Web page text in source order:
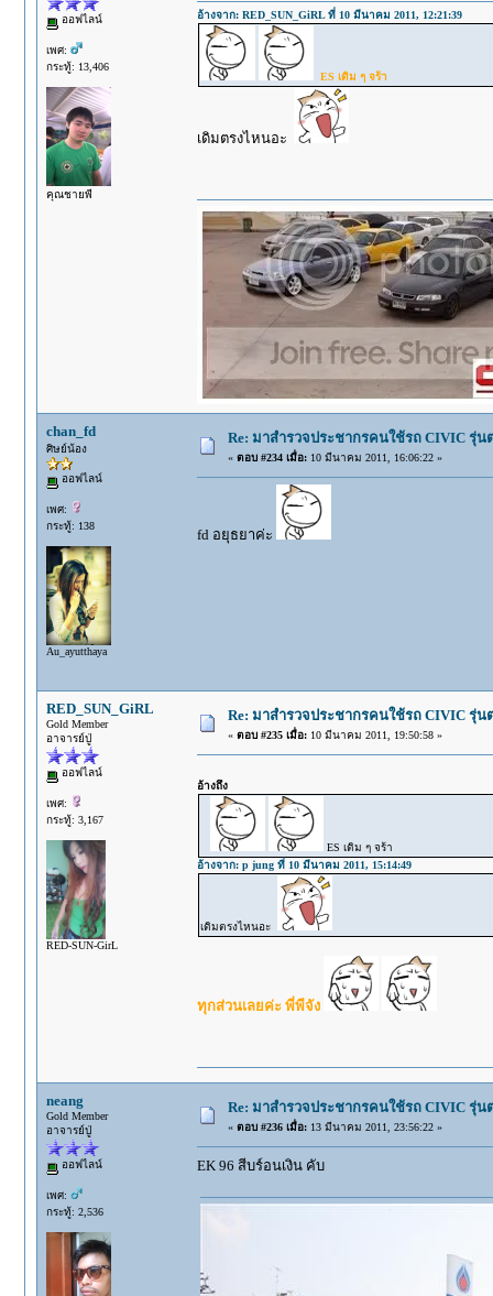
ออฟไลน์
เพศ:
กระทู้: 13,406
คุณชายพี
อ้างจาก: RED_SUN_GiRL ที่ 10 มีนาคม 2011, 12:21:39
ES เดิม ๆ จร้า
เดิมตรงไหนอะ
chan_fd
ศิษย์น้อง
ออฟไลน์
เพศ:
กระทู้: 138
Au_ayutthaya
Re: มาสำรวจประชากรคนใช้รถ CIVIC รุ่น
« ตอบ #234 เมื่อ:10 มีนาคม 2011, 16:06:22 »
fd อยุธยาค่ะ
RED_SUN_GiRL
Gold Member
อาจารย์ปู่
ออฟไลน์
เพศ:
กระทู้: 3,167
RED-SUN-GirL
Re: มาสำรวจประชากรคนใช้รถ CIVIC รุ่น
« ตอบ #235 เมื่อ:10 มีนาคม 2011, 19:50:58 »
อ้างถึง
ES เดิม ๆ จร้า
อ้างจาก: p jung ที่ 10 มีนาคม 2011, 15:14:49
เดิมตรงไหนอะ
ทุกส่วนเลยค่ะ พี่พีจัง
neang
Gold Member
อาจารย์ปู่
ออฟไลน์
เพศ:
กระทู้: 2,536
Re: มาสำรวจประชากรคนใช้รถ CIVIC รุ่น
« ตอบ #236 เมื่อ:13 มีนาคม 2011, 23:56:22 »
EK 96 สีบร์อนเงิน คับ